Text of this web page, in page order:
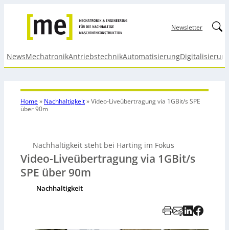
Newsletter
NewsMechatronikAntriebstechnikAutomatisierung
Home» Nachhaltigkeit»Video-Liveübertragung via 1GBit/s SPE
über 90m
Nachhaltigkeit steht bei Harting im Fokus
Video-Liveübertragung via 1GBit/s
SPE über 90m
Nachhaltigkeit